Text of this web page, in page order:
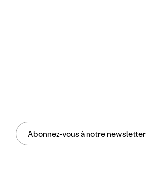
Abonnez-vous à notre newsletter